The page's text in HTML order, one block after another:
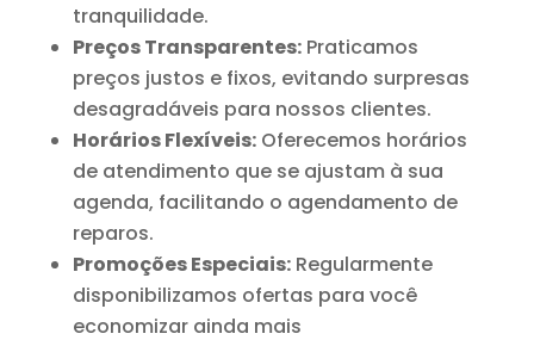
tranquilidade.
Preços Transparentes:Praticamos
preços justos e fixos, evitando surpresas
desagradáveis para nossos clientes.
Horários Flexíveis:Oferecemos horários
de atendimento que se ajustam à sua
agenda, facilitando o agendamento de
reparos.
Promoções Especiais:Regularmente
disponibilizamos ofertas para você
economizar ainda mais